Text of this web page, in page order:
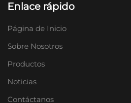
Enlace rápido
Página de Inicio
Sobre Nosotros
Productos
Noticias
Contáctanos